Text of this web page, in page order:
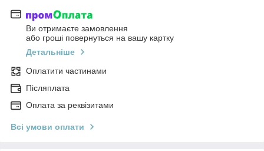
Ви отримаєте замовлення
або гроші повернуться на вашу картку
Детальніше
Оплатити частинами
Післяплата
Оплата за реквізитами
Всі умови оплати